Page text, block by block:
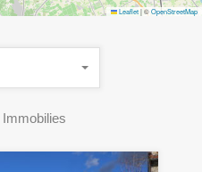
Leaflet|©OpenStreetMap
Immobilies